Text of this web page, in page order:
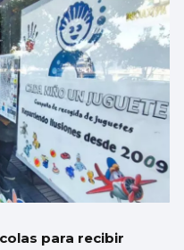
para recibir